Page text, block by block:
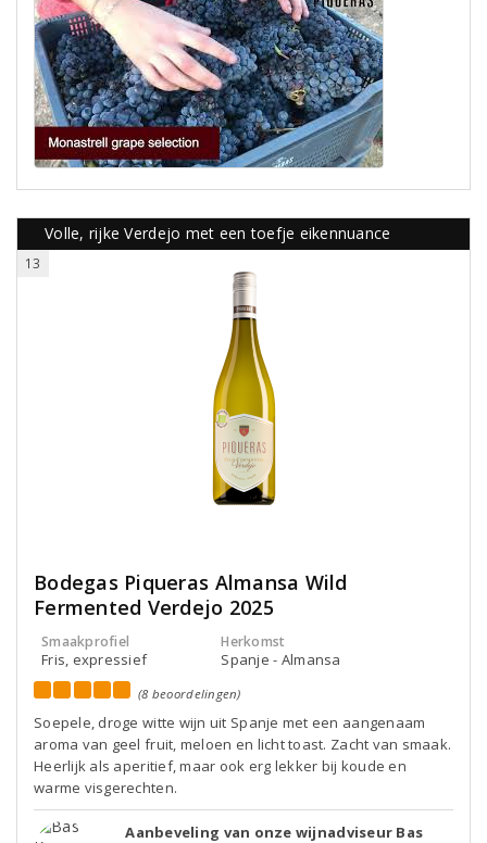
Volle, rijke Verdejo met een toefje eikennuance
13
Bodegas Piqueras Almansa Wild
Fermented Verdejo 2025
Smaakprofiel
Fris, expressief
Herkomst
Spanje - Almansa
(8 beoordelingen)
Soepele, droge witte wijn uit Spanje met een aangenaam
aroma van geel fruit, meloen en licht toast. Zacht van smaak.
Heerlijk als aperitief, maar ook erg lekker bij koude en
warme visgerechten.
Aanbeveling van onze wijnadviseur Bas